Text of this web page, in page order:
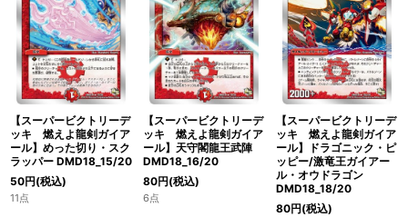
【スーパービクトリーデ
ッキ 燃えよ龍剣ガイア
ール】めった切り・スク
ラッパー DMD18_15/20
50円(税込)
11点
【スーパービクトリーデ
ッキ 燃えよ龍剣ガイア
ール】天守閣龍王武陣
DMD18_16/20
80円(税込)
6点
【スーパービクトリーデ
ッキ 燃えよ龍剣ガイア
ール】ドラゴニック・ピ
ッピー/激竜王ガイアー
ル・オウドラゴン
DMD18_18/20
80円(税込)